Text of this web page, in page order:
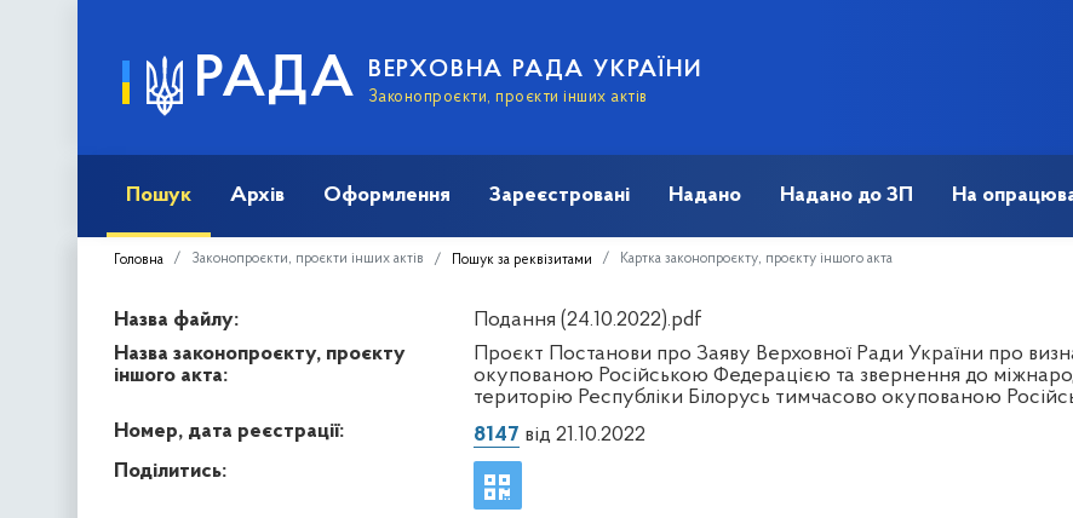
РАДА ВЕРХОВНА РАДА УКРАЇНИ
Законопроєкти, проєкти інших актів
Пошук Архів Оформлення Зареєстровані Надано Надано до ЗП На
Головна Законопроєкти, проєкти інших актів Пошук за реквізитами Картка законопроєкту, проєкту іншого акта
Назва файлу:
Подання (24.10.2022).pdf
Назва законопроєкту, проєкту
іншого акта:
Проєкт Постанови про Заяву Верховної Ради України про
окупованою Російською Федерацією та звернення до
територію Республіки Білорусь тимчасово окупованою
Номер, дата реєстрації:
8147 від 21.10.2022
Поділитись: